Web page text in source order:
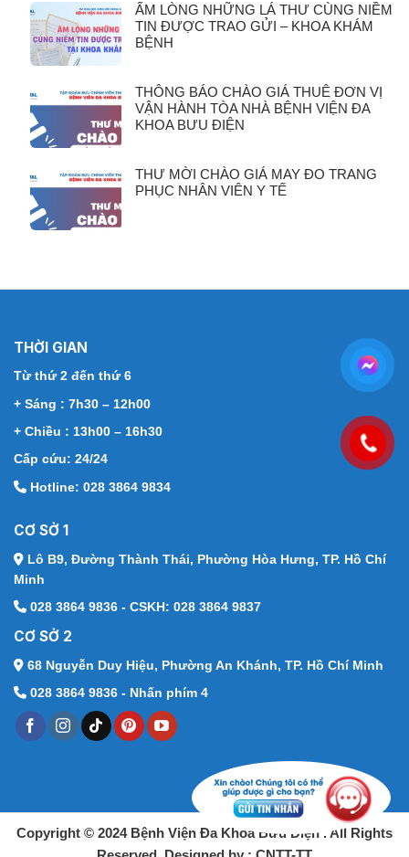
ẤM LÒNG NHỮNG LÁ THƯ CÙNG NIỀM
TIN ĐƯỢC TRAO GỬI – KHOA KHÁM
BỆNH
THÔNG BÁO CHÀO GIÁ THUÊ ĐƠN VỊ
VẬN HÀNH TÒA NHÀ BỆNH VIỆN ĐA
KHOA BƯU ĐIỆN
THƯ MỜI CHÀO GIÁ MAY ĐO TRANG
PHỤC NHÂN VIÊN Y TẾ
THỜI GIAN
Từ thứ 2 đến thứ 6
+ Sáng : 7h30 – 12h00
+ Chiều : 13h00 – 16h30
Cấp cứu: 24/24
Hotline: 028 3864 9834
CƠ SỞ 1
Lô B9, Đường Thành Thái, Phường Hòa Hưng, TP. Hồ Chí
Minh
028 3864 9836 - CSKH: 028 3864 9837
CƠ SỞ 2
68 Nguyễn Duy Hiệu, Phường An Khánh, TP. Hồ Chí Minh
028 3864 9836 - Nhấn phím 4
Copyright © 2024 Bệnh Viện Đa Khoa Bưu Điện . All Rights